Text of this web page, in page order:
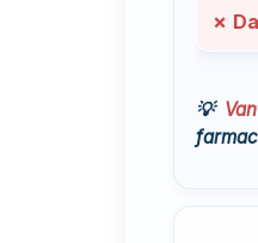
✗
💡